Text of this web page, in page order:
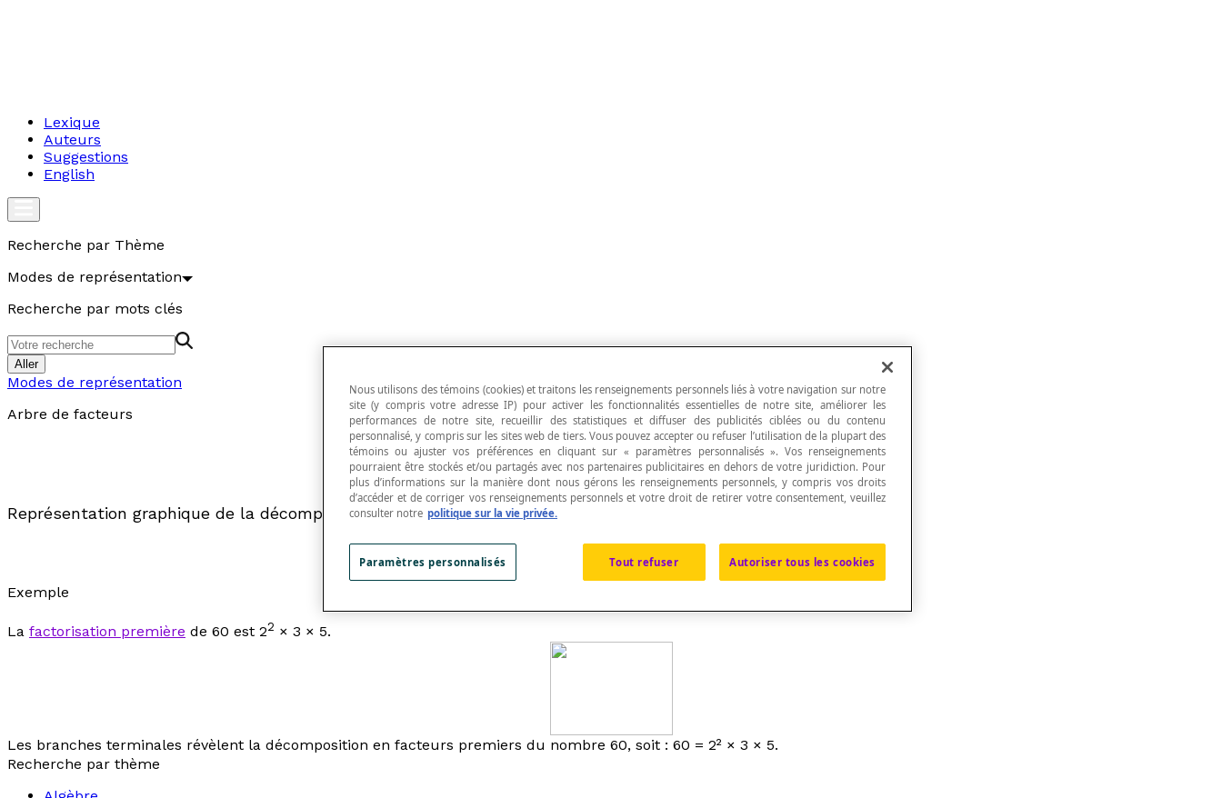
Lexique
Auteurs
Suggestions
English
Recherche par Thème
Modes de représentation
Recherche par mots clés
Aller
Modes de représentation
Arbre de facteurs
Représentation graphique de la décomposition d’un nombre en un produit de ses
Exemple
La factorisation première de 60 est 22 × 3 × 5.
Les branches terminales révèlent la décomposition en facteurs premiers du nombre 60, soit : 60 = 2² × 3 × 5.
Recherche par thème
Nous utilisons des témoins (cookies) et traitons les renseignements personnels liés à votre navigation sur notre
site (y compris votre adresse IP) pour activer les fonctionnalités essentielles de notre site, améliorer les
performances de notre site, recueillir des statistiques et diffuser des publicités ciblées ou du contenu
personnalisé, y compris sur les sites web de tiers. Vous pouvez accepter ou refuser l’utilisation de la plupart des
témoins ou ajuster vos préférences en cliquant sur « paramètres personnalisés ». Vos renseignements
pourraient être stockés et/ou partagés avec nos partenaires publicitaires en dehors de votre juridiction. Pour
plus d’informations sur la manière dont nous gérons les renseignements personnels, y compris vos droits
d’accéder et de corriger vos renseignements personnels et votre droit de retirer votre consentement, veuillez
consulter notre politique sur la vie privée.
Tout refuser Autoriser tous les cookies
Paramètres personnalisés